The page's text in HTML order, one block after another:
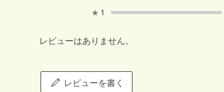
★ 1
レビューはありません。
レビューを書く